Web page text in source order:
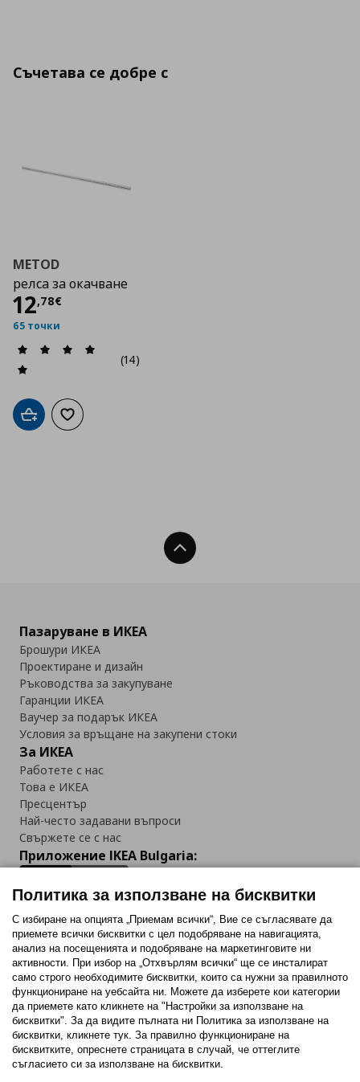
Съчетава се добре с
METOD
релса за окачване
12,78€
Цена
65 точки
(14)
Добави в кошницата
Добави към списъка с любими
Нагоре
Пазаруване в ИКЕА
Брошури ИКЕА
Проектиране и дизайн
Ръководства за закупуване
Гаранции ИКЕА
Ваучер за подарък ИКЕА
Условия за връщане на закупени стоки
За ИКЕА
Работете с нас
Това е ИКЕА
Пресцентър
Най-често задавани въпроси
Свържете се с нас
Приложение IKEA Bulgaria:
Последвайте ни:
FacebookTwitterYoutubePinterestInstagram
Политика за използване на бисквитки (Cookies)
Политика за използване на бисквитки
С избиране на опцията „Приемам всички“, Вие се съгласявате да
приемете всички бисквитки с цел подобряване на навигацията,
анализ на посещенията и подобряване на маркетинговите ни
активности. При избор на „Отхвърлям всички“ ще се инсталират
само строго необходимитe бисквитки, които са нужни за правилното
функциониране на уебсайта ни. Можете да изберете кои категории
да приемете като кликнете на "Настройки за използване на
бисквитки". За да видите пълната ни Политика за използване на
бисквитки, кликнете тук. За правилно функциониране на
бисквитките, опреснете страницата в случай, че оттеглите
съгласието си за използване на бисквитки.